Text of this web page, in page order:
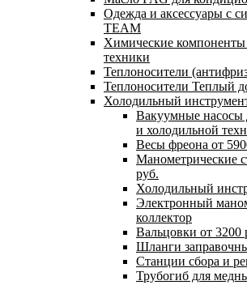
Одежда и аксессуары с
TEAM
Химические компоненты
техники
Теплоносители
Теплоносители Теплый
Холодильный
Вакуумные насосы
и холодильной
Весы фреона от
Манометрические
руб.
Холодильный
Электронный
коллектор
Вальцовки от 3200
Шланги
Станции сбора и
Трубогиб для